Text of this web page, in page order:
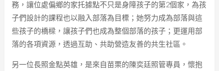
務，讓位處偏鄉的家托據點不只是身障孩子的第2個家，為孩
子們設計的課程也以融入部落為目標；她努力成為部落與這
些孩子的橋樑，讓孩子們也成為整個部落的孩子；更運用部
落的各項資源，透過互助、共助營造友善的共生社區。
另一位長照金點英雄，是來自苗栗的陳奕廷照管專員，懷抱